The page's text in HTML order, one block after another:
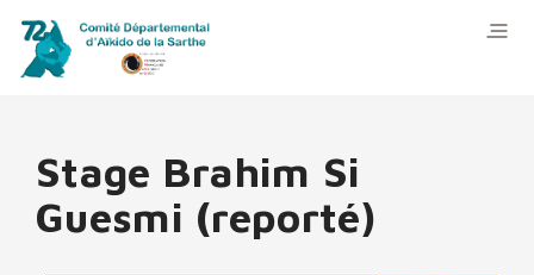
Stage Brahim Si
Guesmi (reporté)